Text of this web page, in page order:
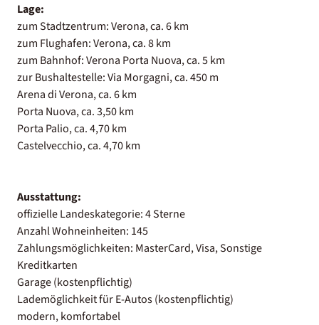
Lage:
zum Stadtzentrum: Verona, ca. 6 km
zum Flughafen: Verona, ca. 8 km
zum Bahnhof: Verona Porta Nuova, ca. 5 km
zur Bushaltestelle: Via Morgagni, ca. 450 m
Arena di Verona, ca. 6 km
Porta Nuova, ca. 3,50 km
Porta Palio, ca. 4,70 km
Castelvecchio, ca. 4,70 km
Ausstattung:
offizielle Landeskategorie: 4 Sterne
Anzahl Wohneinheiten: 145
Zahlungsmöglichkeiten: MasterCard, Visa, Sonstige
Kreditkarten
Garage (kostenpflichtig)
Lademöglichkeit für E-Autos (kostenpflichtig)
modern, komfortabel